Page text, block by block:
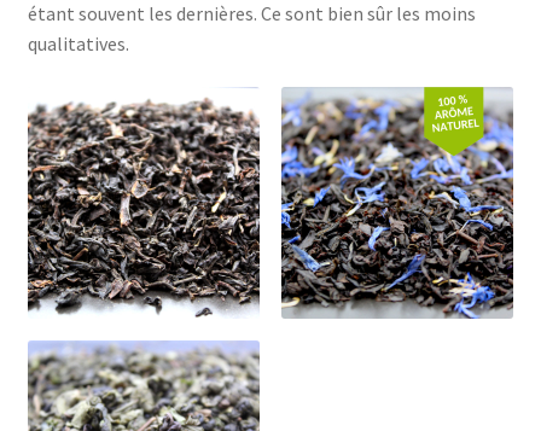
étant souvent les dernières. Ce sont bien sûr les moins
qualitatives.